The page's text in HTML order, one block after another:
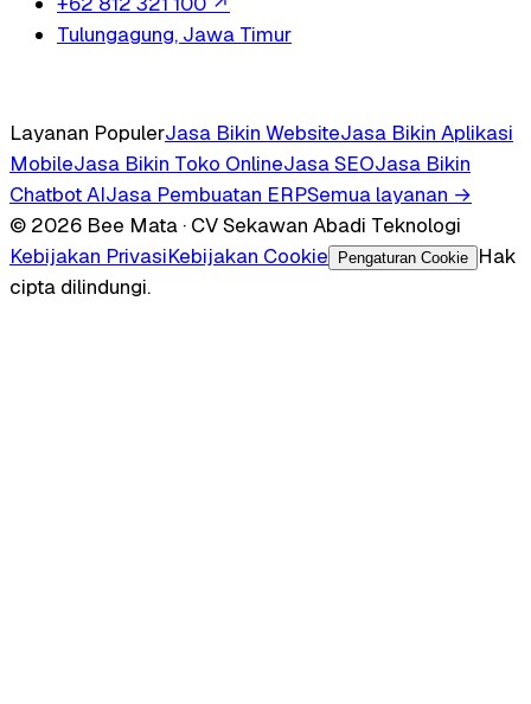
Tulungagung, Jawa Timur
Layanan PopulerJasa Bikin WebsiteJasa Bikin Aplikasi
MobileJasa Bikin Toko OnlineJasa SEOJasa Bikin
Chatbot AIJasa Pembuatan ERPSemua layanan →
© 2026 Bee Mata · CV Sekawan Abadi Teknologi
Kebijakan PrivasiKebijakan Cookie Pengaturan Cookie
Hak
cipta dilindungi.